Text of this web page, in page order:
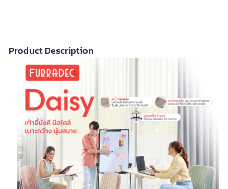
Product Description